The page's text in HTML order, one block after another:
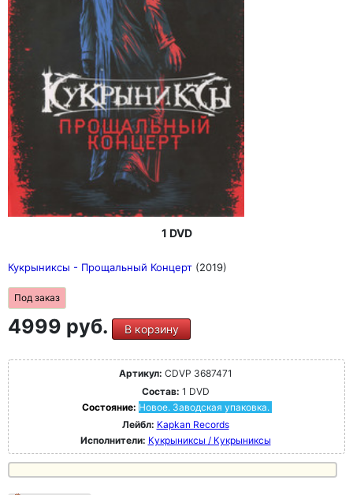
1 DVD
Кукрыниксы - Прощальный Концерт (2019)
Под заказ
4999 руб. В корзину
Артикул: CDVP 3687471
Состав: 1 DVD
Состояние: Новое. Заводская упаковка.
Лейбл: Kapkan Records
Исполнители: Кукрыниксы / Кукрыниксы